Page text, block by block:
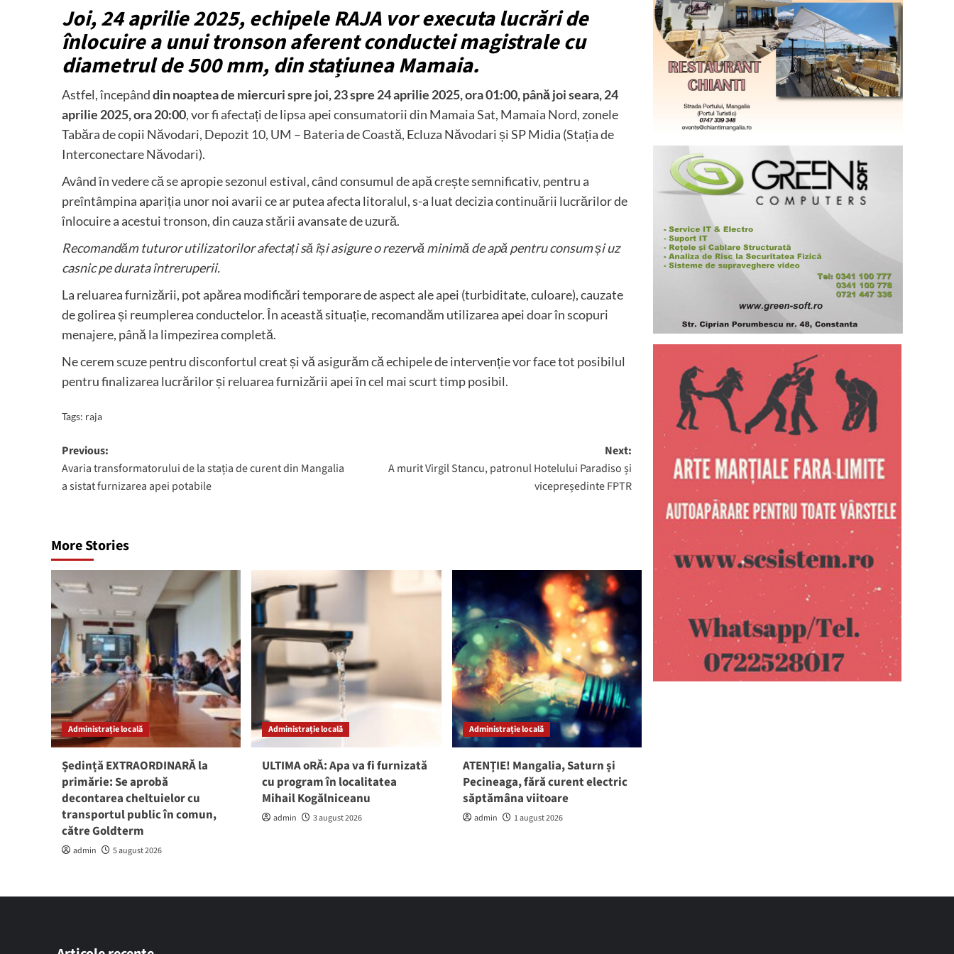
Joi, 24 aprilie 2025, echipele RAJA vor executa lucrări de
înlocuire a unui tronson aferent conductei magistrale cu
diametrul de 500 mm, din stațiunea Mamaia.
Astfel, începânddin noaptea de miercuri spre joi, 23 spre 24 aprilie 2025, ora 01:00, până joi seara, 24
aprilie 2025, ora 20:00, vor fi afectați de lipsa apei consumatorii din Mamaia Sat, Mamaia Nord, zonele
Tabăra de copii Năvodari, Depozit 10, UM – Bateria de Coastă, Ecluza Năvodari și SP Midia (Stația de
Interconectare Năvodari).
Având în vedere că se apropie sezonul estival, când consumul de apă crește semnificativ, pentru a
preîntâmpina apariția unor noi avarii ce ar putea afecta litoralul, s-a luat decizia continuării lucrărilor de
înlocuire a acestui tronson, din cauza stării avansate de uzură.
Recomandăm tuturor utilizatorilor afectați să își asigure o rezervă minimă de apă pentru consum și uz
casnic pe durata întreruperii.
La reluarea furnizării, pot apărea modificări temporare de aspect ale apei (turbiditate, culoare), cauzate
de golirea și reumplerea conductelor. În această situație, recomandăm utilizarea apei doar în scopuri
menajere, până la limpezirea completă.
Ne cerem scuze pentru disconfortul creat și vă asigurăm că echipele de intervenție vor face tot posibilul
pentru finalizarea lucrărilor și reluarea furnizării apei în cel mai scurt timp posibil.
Tags: raja
Post
navigation
Previous:
Avaria transformatorului de la stația de curent din Mangalia
a sistat furnizarea apei potabile
Next:
A murit Virgil Stancu, patronul Hotelului Paradiso și
vicepreședinte FPTR
More Stories
Administrație locală
Ședință EXTRAORDINARĂ la
primărie: Se aprobă
decontarea cheltuielor cu
transportul public în comun,
către Goldterm
admin 5 august 2026
Administrație locală
ULTIMA oRĂ: Apa va fi furnizată
cu program în localitatea
Mihail Kogălniceanu
admin 3 august 2026
Administrație locală
ATENȚIE! Mangalia, Saturn și
Pecineaga, fără curent electric
săptămâna viitoare
admin 1 august 2026